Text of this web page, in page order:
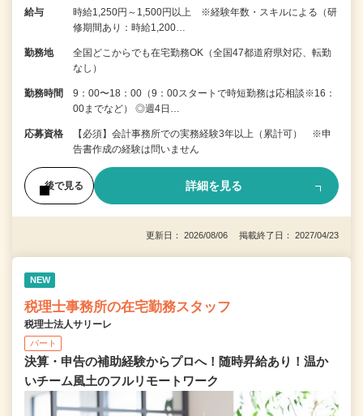
給与
時給1,250円～1,500円以上 ※経験年数・スキルによる（研
修期間あり：時給1,200…
勤務地
全国どこからでも在宅勤務OK（全国47都道府県対応、転勤
なし）
勤務時間
9：00〜18：00（9：00スタートで時短勤務は応相談※16：
00までなど） ◎週4日…
応募資格
【必須】会計事務所での実務経験3年以上（累計可） ※申
告書作成の経験は問いません
後で見る 詳細を見る
更新日： 2026/08/06 掲載終了日： 2027/04/23
NEW
税理士事務所の在宅勤務スタッフ
税理士法人サリーレ
パート
決算・申告の補助経験からプロへ！随時昇給あり！温か
いチーム⾵⼟のフルリモートワーク